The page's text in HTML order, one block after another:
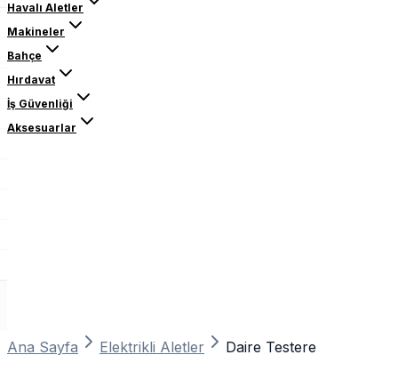
Havalı Aletler
Makineler
Bahçe
Hırdavat
İş Güvenliği
Aksesuarlar
Ana Sayfa Elektrikli Aletler Daire Testere